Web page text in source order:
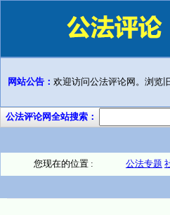
网站公告： 欢迎访问公法评论网。浏览
公法评论网全站搜索：
您现在的位置 : 公法专题